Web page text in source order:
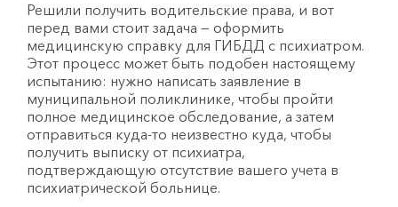
Решили получить водительские права, и вот
перед вами стоит задача — оформить
медицинскую справку для ГИБДД с психиатром.
Этот процесс может быть подобен настоящему
испытанию: нужно написать заявление в
муниципальной поликлинике, чтобы пройти
полное медицинское обследование, а затем
отправиться куда-то неизвестно куда, чтобы
получить выписку от психиатра,
подтверждающую отсутствие вашего учета в
психиатрической больнице.